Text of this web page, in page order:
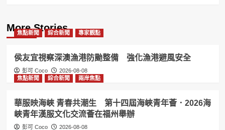
More Stories
焦點新聞 綜合新聞 專家觀點
侯友宜視察深澳漁港防颱整備 強化漁港避風安全
彭可 Coco
2026-08-08
焦點新聞
綜合新聞 兩岸焦點
華服映海峽 青春共潮生 第十四屆海峽青年薈．2026海
峽青年漢服文化交流薈在福州舉辦
彭可 Coco
2026-08-08